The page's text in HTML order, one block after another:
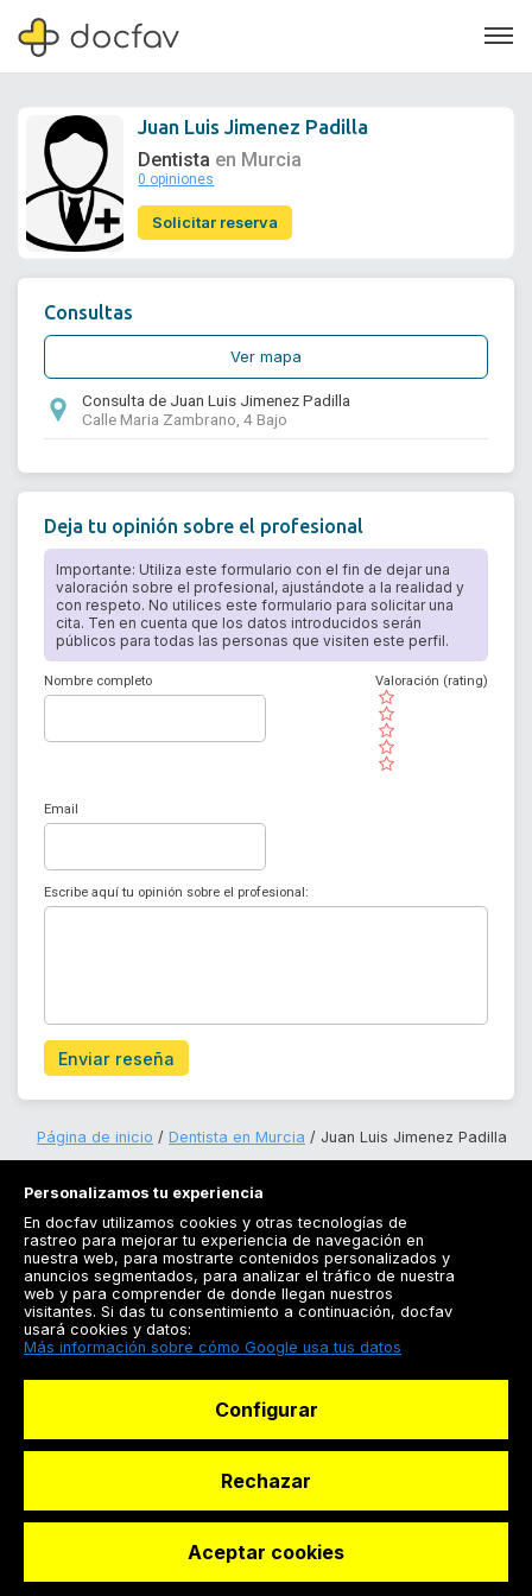
Soporte
Juan Luis Jimenez Padilla
Dentista en Murcia
0 opiniones
Solicitar reserva
Solicitar reserva
Consultas
Ver mapa
Consulta de Juan Luis Jimenez Padilla
Calle Maria Zambrano, 4 Bajo
Deja tu opinión sobre el profesional
Importante: Utiliza este formulario con el fin de dejar una
valoración sobre el profesional, ajustándote a la realidad y
con respeto. No utilices este formulario para solicitar una
cita. Ten en cuenta que los datos introducidos serán
públicos para todas las personas que visiten este perfil.
Nombre completo
( )
( )
( )
( )
( )
Valoración (rating)
Email
Escribe aquí tu opinión sobre el profesional:
Enviar reseña
Página de inicio Dentista en Murcia Juan Luis Jimenez Padilla
Registrarse
Docfav
© Dashboard Technologies S.L
Personalizamos tu experiencia
En docfav utilizamos cookies y otras tecnologías de
rastreo para mejorar tu experiencia de navegación en
nuestra web, para mostrarte contenidos personalizados y
anuncios segmentados, para analizar el tráfico de nuestra
web y para comprender de donde llegan nuestros
visitantes. Si das tu consentimiento a continuación, docfav
usará cookies y datos:
Más información sobre cómo Google usa tus datos
Configurar
Rechazar
Aceptar cookies